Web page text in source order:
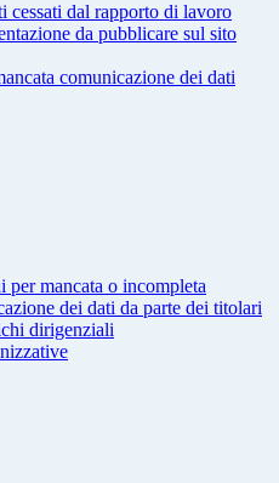
cessati dal rapporto di lavoro
da pubblicare sul sito
comunicazione dei dati
per mancata o incompleta
dei dati da parte dei titolari
dirigenziali